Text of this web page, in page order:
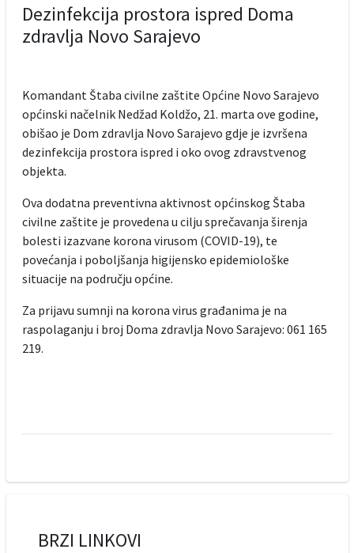
Dezinfekcija prostora ispred Doma
zdravlja Novo Sarajevo
Komandant Štaba civilne zaštite Općine Novo Sarajevo
općinski načelnik Nedžad Koldžo, 21. marta ove godine,
obišao je Dom zdravlja Novo Sarajevo gdje je izvršena
dezinfekcija prostora ispred i oko ovog zdravstvenog
objekta.
Ova dodatna preventivna aktivnost općinskog Štaba
civilne zaštite je provedena u cilju sprečavanja širenja
bolesti izazvane korona virusom (COVID-19), te
povećanja i poboljšanja higijensko epidemiološke
situacije na području općine.
Za prijavu sumnji na korona virus građanima je na
raspolaganju i broj Doma zdravlja Novo Sarajevo: 061 165
219.
BRZI LINKOVI